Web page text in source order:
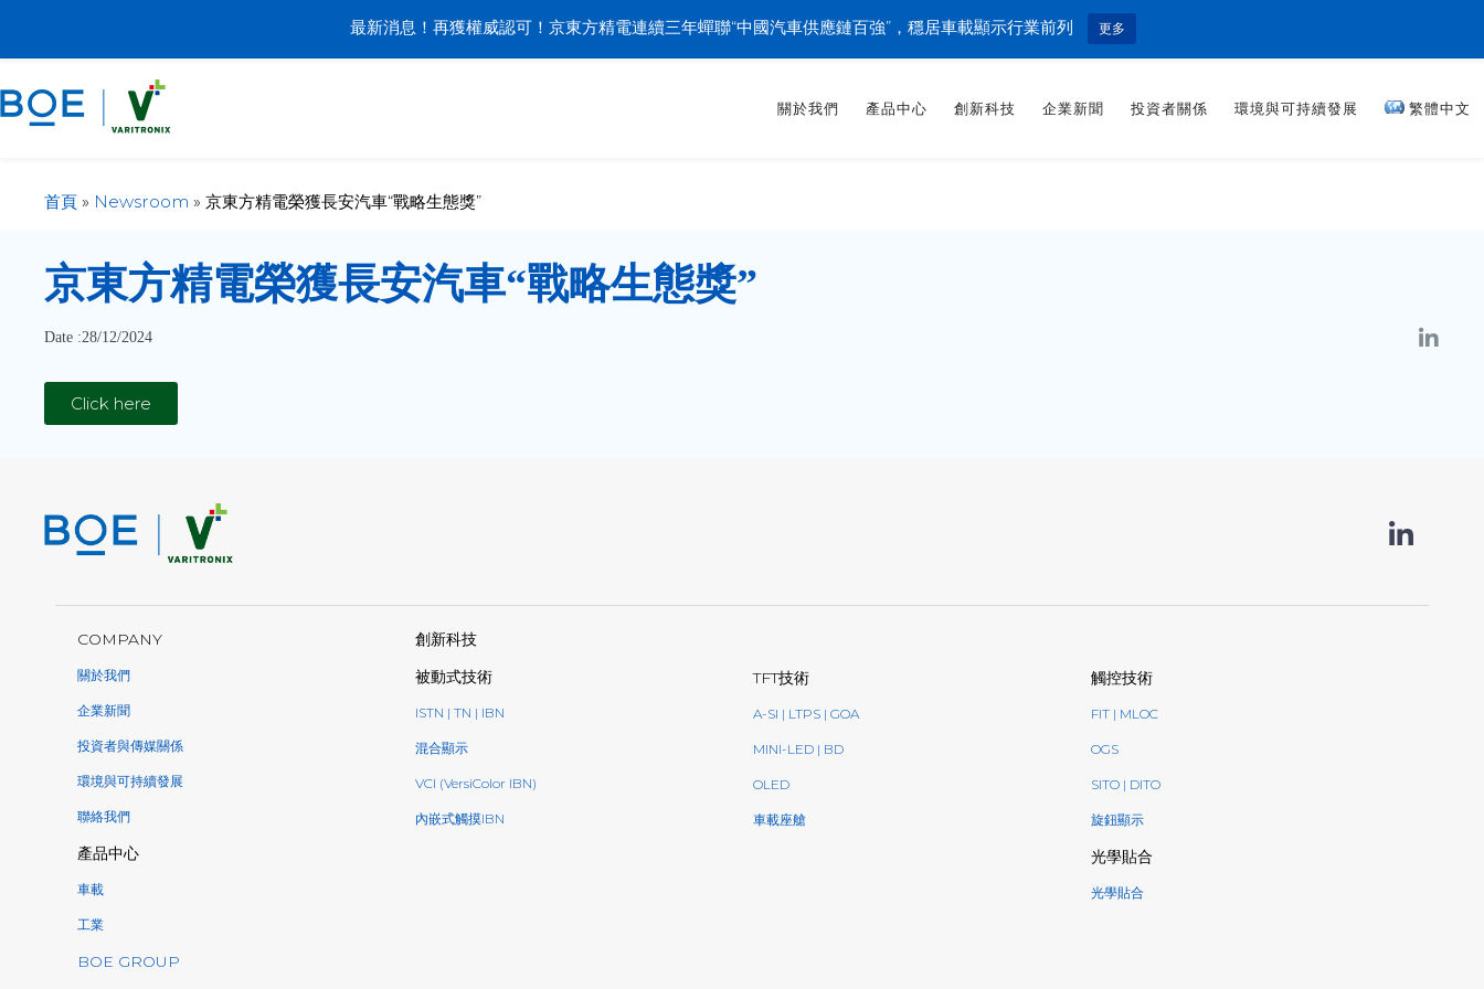
關於我們 產品中心 創新科技 企業新聞 投資者關係 環境與可持續發展 繁體中文
首頁 » Newsroom » 京東方精電榮獲長安汽車“戰略生態獎”
京東方精電榮獲長安汽車“戰略生態獎”
Date :28/12/2024
Click here
COMPANY
關於我們
企業新聞
投資者與傳媒關係
環境與可持續發展
聯絡我們
產品中心
車載
工業
BOE GROUP
創新科技
被動式技術
ISTN | TN | IBN
混合顯示
VCI (VersiColor IBN)
內嵌式觸摸IBN
TFT技術
A-SI | LTPS | GOA
MINI-LED | BD
OLED
車載座艙
觸控技術
FIT | MLOC
OGS
SITO | DITO
旋鈕顯示
光學貼合
光學貼合
最新消息！再獲權威認可！京東方精電連續三年蟬聯“中國汽車供應鏈百強”，穩居車載顯示行業前列 更多